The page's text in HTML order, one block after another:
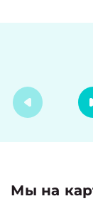
Мы на